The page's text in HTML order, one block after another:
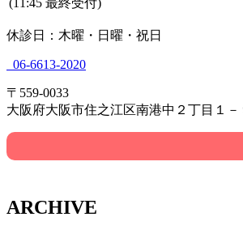
(11:45 最終受付)
休診日：木曜・日曜・祝日
06-6613-2020
〒559-0033
大阪府大阪市住之江区南港中２丁目１－
ARCHIVE